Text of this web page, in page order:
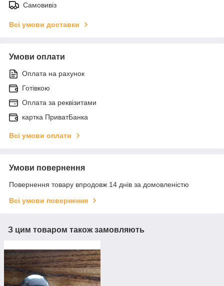
Самовивіз
Всі умови доставки
Умови оплати
Оплата на рахунок
Готівкою
Оплата за реквізитами
картка ПриватБанка
Всі умови оплати
Умови повернення
Повернення товару впродовж 14 днів за домовленістю
Всі умови повернення
З цим товаром також замовляють